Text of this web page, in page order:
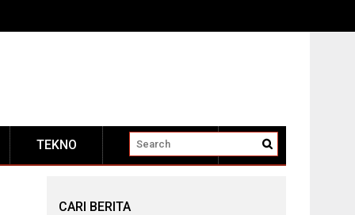
TEKNO OTOMOTIF
CARI BERITA